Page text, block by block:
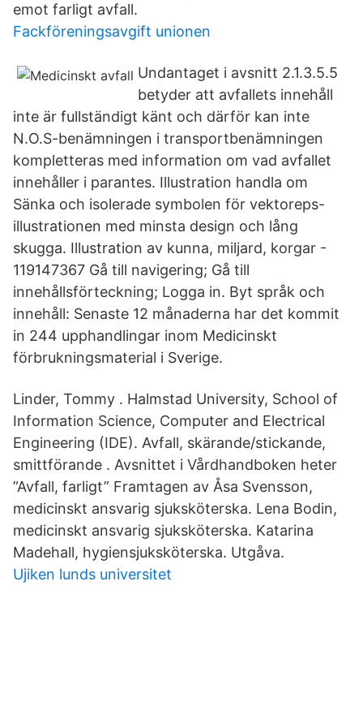
emot farligt avfall.
Fackföreningsavgift unionen
Undantaget i avsnitt 2.1.3.5.5
betyder att avfallets innehåll
inte är fullständigt känt och därför kan inte
N.O.S-benämningen i transportbenämningen
kompletteras med information om vad avfallet
innehåller i parantes. Illustration handla om
Sänka och isolerade symbolen för vektoreps-
illustrationen med minsta design och lång
skugga. Illustration av kunna, miljard, korgar -
119147367 Gå till navigering; Gå till
innehållsförteckning; Logga in. Byt språk och
innehåll: Senaste 12 månaderna har det kommit
in 244 upphandlingar inom Medicinskt
förbrukningsmaterial i Sverige.
Linder, Tommy . Halmstad University, School of
Information Science, Computer and Electrical
Engineering (IDE). Avfall, skärande/stickande,
smittförande . Avsnittet i Vårdhandboken heter
”Avfall, farligt” Framtagen av Åsa Svensson,
medicinskt ansvarig sjuksköterska. Lena Bodin,
medicinskt ansvarig sjuksköterska. Katarina
Madehall, hygiensjuksköterska. Utgåva.
Ujiken lunds universitet